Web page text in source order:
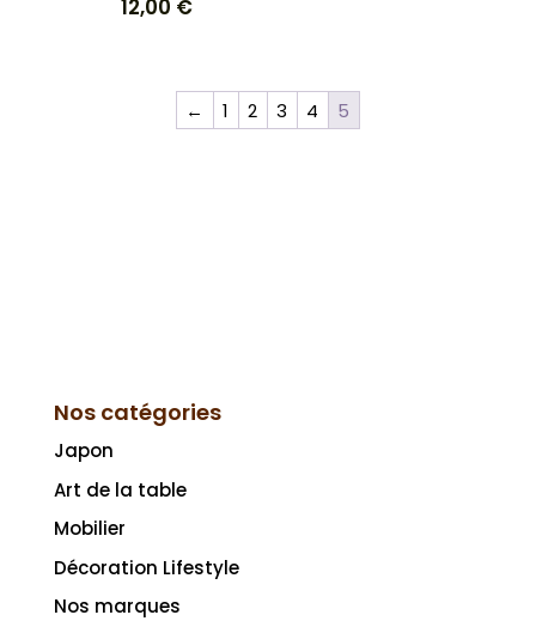
12,00 €
← 1 2 3 4 5
Nos catégories
Japon
Art de la table
Mobilier
Décoration Lifestyle
Nos marques